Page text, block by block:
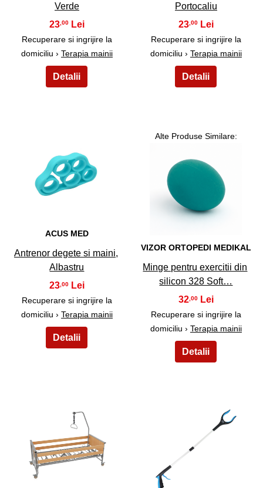
Verde
23,00
Recuperare si ingrijire la
domiciliu › Terapia mainii
Portocaliu
23,00
Recuperare si ingrijire la
domiciliu › Terapia mainii
3
ACUS MED
Antrenor degete si maini,
Albastru
23 ,00
Recuperare si ingrijire la
domiciliu › Terapia mainii
Alte Produse Similare:
VIZOR ORTOPEDI MEDIKAL
Minge pentru exercitii din
silicon 328 Soft…
32 ,00
Recuperare si ingrijire la
domiciliu › Terapia mainii
5